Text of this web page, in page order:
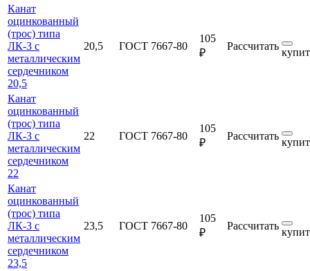
Канат
оцинкованный
(трос) типа
ЛК-3 с
металлическим
сердечником
20,5
20,5 ГОСТ 7667-80
105
₽
Рассчитать
Канат
оцинкованный
(трос) типа
ЛК-3 с
металлическим
сердечником
22
22 ГОСТ 7667-80
105
₽
Рассчитать
Канат
оцинкованный
(трос) типа
ЛК-3 с
металлическим
сердечником
23,5
23,5 ГОСТ 7667-80
105
₽
Рассчитать